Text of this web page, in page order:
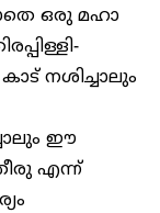
ഒരു മഹാ
നശിച്ചാലും
ഈ
എന്ന്